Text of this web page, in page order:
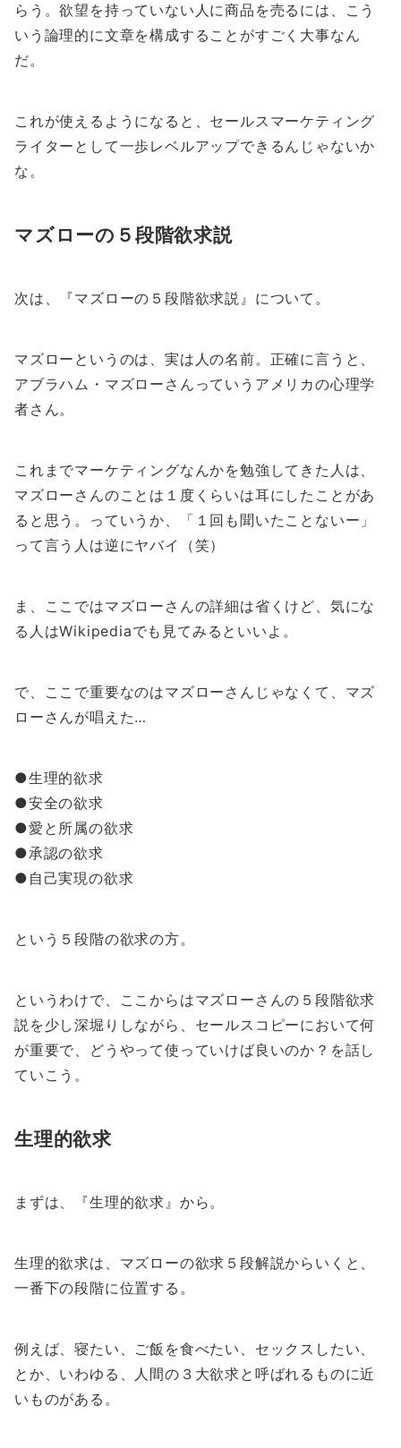
らう。欲望を持っていない人に商品を売るには、こう
いう論理的に文章を構成することがすごく大事なん
だ。
これが使えるようになると、セールスマーケティング
ライターとして一歩レベルアップできるんじゃないか
な。
マズローの５段階欲求説
次は、『マズローの５段階欲求説』について。
マズローというのは、実は人の名前。正確に言うと、
アブラハム・マズローさんっていうアメリカの心理学
者さん。
これまでマーケティングなんかを勉強してきた人は、
マズローさんのことは１度くらいは耳にしたことがあ
ると思う。っていうか、「１回も聞いたことないー」
って言う人は逆にヤバイ（笑）
ま、ここではマズローさんの詳細は省くけど、気にな
る人はWikipediaでも見てみるといいよ。
で、ここで重要なのはマズローさんじゃなくて、マズ
ローさんが唱えた…
●生理的欲求
●安全の欲求
●愛と所属の欲求
●承認の欲求
●自己実現の欲求
という５段階の欲求の方。
というわけで、ここからはマズローさんの５段階欲求
説を少し深堀りしながら、セールスコピーにおいて何
が重要で、どうやって使っていけば良いのか？を話し
ていこう。
生理的欲求
まずは、『生理的欲求』から。
生理的欲求は、マズローの欲求５段解説からいくと、
一番下の段階に位置する。
例えば、寝たい、ご飯を食べたい、セックスしたい、
とか、いわゆる、人間の３大欲求と呼ばれるものに近
いものがある。